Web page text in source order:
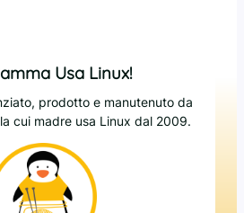
Usa Linux!
prodotto e manutenuto da
cui madre usa Linux dal 2009.